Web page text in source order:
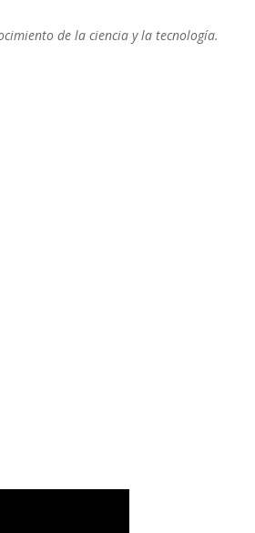
de la ciencia y la tecnología.